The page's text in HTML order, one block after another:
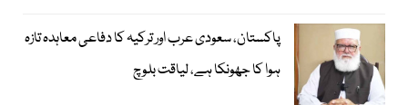
پاکستان، سعودی عرب اور ترکیہ کا دفاعی معاہدہ تازہ
ہوا کا جھونکا ہے، لیاقت بلوچ